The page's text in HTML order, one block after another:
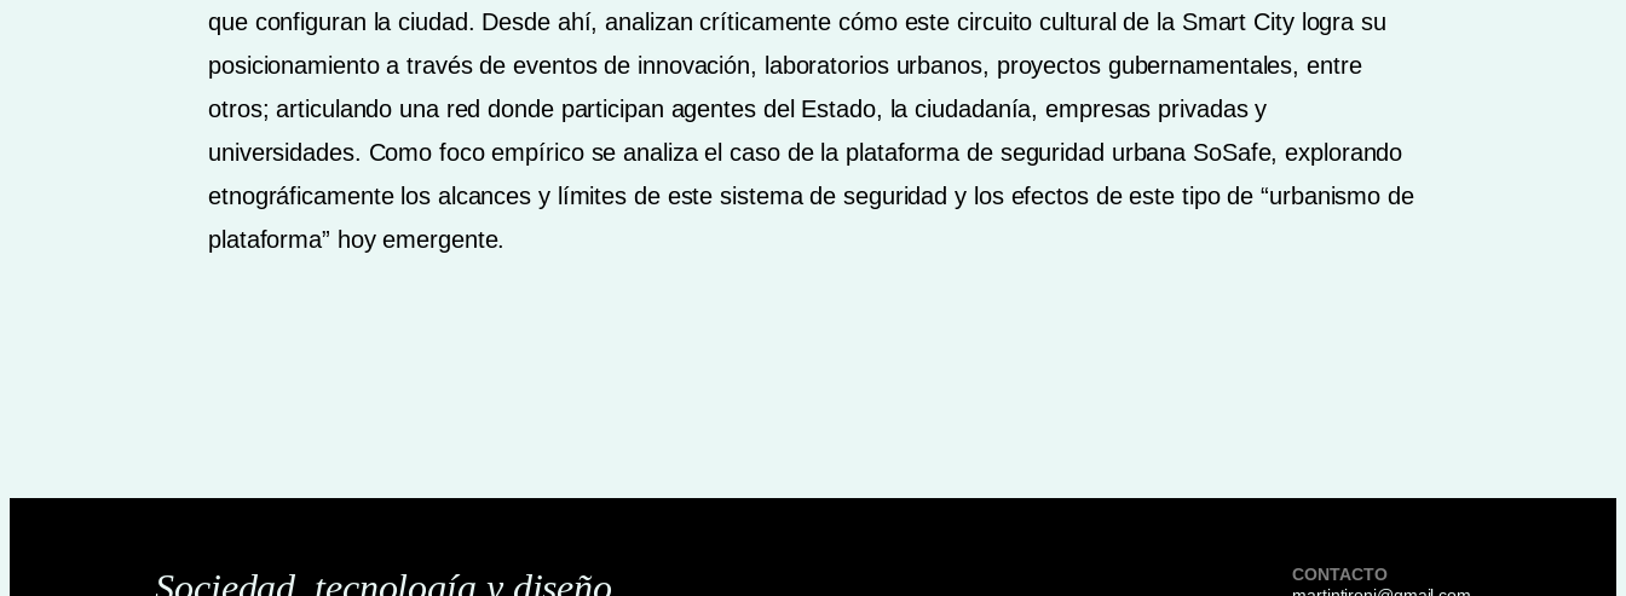
que configuran la ciudad. Desde ahí, analizan críticamente cómo este circuito cultural de la Smart City logra su
posicionamiento a través de eventos de innovación, laboratorios urbanos, proyectos gubernamentales, entre
otros; articulando una red donde participan agentes del Estado, la ciudadanía, empresas privadas y
universidades. Como foco empírico se analiza el caso de la plataforma de seguridad urbana SoSafe, explorando
etnográficamente los alcances y límites de este sistema de seguridad y los efectos de este tipo de “urbanismo de
plataforma” hoy emergente.
CONTACTO